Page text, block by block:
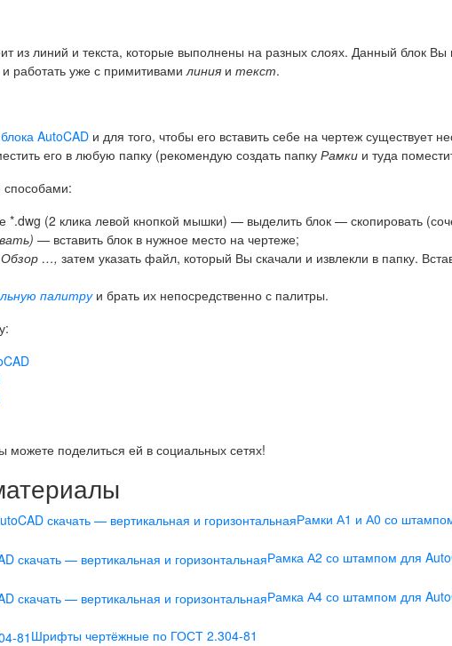
из линий и текста, которые выполнены на разных слоях. Данный блок Вы
работать уже с примитивами линия и текст.
блока AutoCAD и для того, чтобы его вставить себе на чертеж существует
его в любую папку (рекомендую создать папку Рамки и туда
(2 клика левой кнопкой мышки) — выделить блок — скопировать
— вставить блок в нужное место на чертеже;
Обзор …, затем указать файл, который Вы скачали и извлекли в папку.
палитру и брать их непосредственно с палитры.
поделиться ей в социальных сетях!
Рамки А1 и А0 со
Рамка А2 со штампом для
Рамка А4 со штампом для
Шрифты чертёжные по ГОСТ 2.304-81